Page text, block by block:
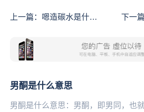
上一篇： 嗯造碳水是什么
下一篇
男酮是什么意思
男酮是什么意思：男酮，即男同，也